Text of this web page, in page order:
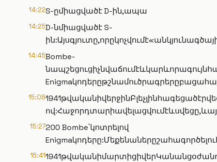
14:22S-ըմիացվածէ D-ին,ապա
14:25D-նմիացվածէ S-
14:45Bombe-
15:08
15:27200 Bombe՝կոտրելով
15:41